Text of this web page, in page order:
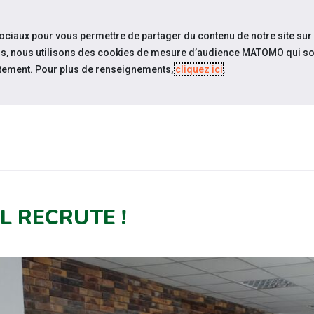
QUI SOMMES-
ESPACE
RECRUTE !
pour vous permettre de partager du contenu de notre site sur
nous utilisons des cookies de mesure d’audience MATOMO qui
Pour plus de renseignements,cliquez ici.